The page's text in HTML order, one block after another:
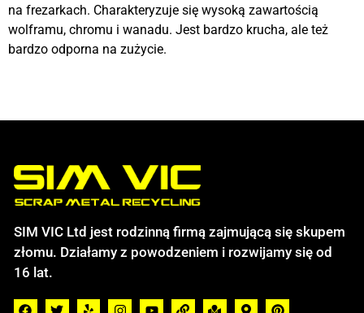
na frezarkach. Charakteryzuje się wysoką zawartością
wolframu, chromu i wanadu. Jest bardzo krucha, ale też
bardzo odporna na zużycie.
SIM VIC Ltd jest rodzinną firmą zajmującą się skupem
złomu. Działamy z powodzeniem i rozwijamy się od
16 lat.